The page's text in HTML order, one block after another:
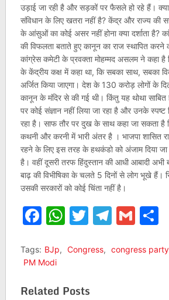
उड़ाई जा रही है और सड़कों पर फैसले हो रहे हैं।
संविधान के लिए खतरा नहीं है? केंद्र और राज्य की
के आंसुओं का कोई असर नहीं होना क्या दर्शाता है?
की विफलता बताते हुए कानून का राज स्थापित करने
कांग्रेस कमेटी के प्रवक्ता मोहम्मद असलम ने कहा है
के केंद्रीय कक्ष में कहा था, कि सबका साथ, सबका
अर्जित किया जाएगा। देश के 130 करोड़ लोगों के
कानून के मंदिर से की गई थी। किंतु यह थोथा साबित
पर कोई संज्ञान नहीं लिया जा रहा है और उनके स्पष्ट
रहा है। साफ तौर पर दुख के साथ कहा जा सकता है
कथनी और करनी में भारी अंतर है । भाजपा शासित
रहने के लिए इस तरह के हथकंडो को अंजाम दिया
है। वहीं दूसरी तरफ हिंदुस्तान की आधी आबादी
बाढ़ की विभीषिका के चलते 5 दिनों से लोग भूखे हैं।
उसकी सरकारों को कोई चिंता नहीं है।
Facebook
WhatsApp
Twitter
Tags: BJp, Congress, congress party
PM Modi
Related Posts